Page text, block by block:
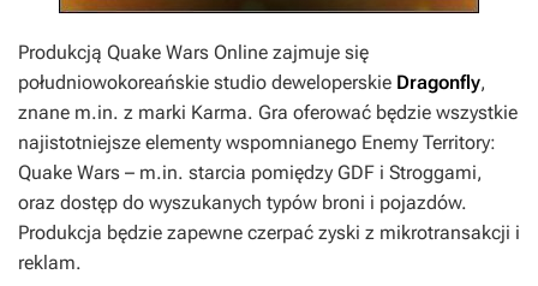
Produkcją Quake Wars Online zajmuje się
południowokoreańskie studio deweloperskie Dragonfly,
znane m.in. z marki Karma. Gra oferować będzie wszystkie
najistotniejsze elementy wspomnianego Enemy Territory:
Quake Wars – m.in. starcia pomiędzy GDF i Stroggami,
oraz dostęp do wyszukanych typów broni i pojazdów.
Produkcja będzie zapewne czerpać zyski z mikrotransakcji i
reklam.